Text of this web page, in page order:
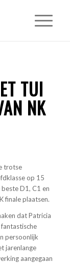
TUI
NK
trotse
op 15
D1, C1 en
finale plaatsen.
dat Patricia
persoonlijk
jarenlange
aangegaan